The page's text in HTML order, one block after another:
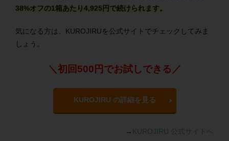
38%オフの1箱あたり4,925円で続けられます。
気になる方は、KUROJIRUを公式サイトでチェックしてみま
しょう。
＼初回500円でお試しできる／
KUROJIRU の詳細を見る
→ KUROJIRU 公式サイトへ